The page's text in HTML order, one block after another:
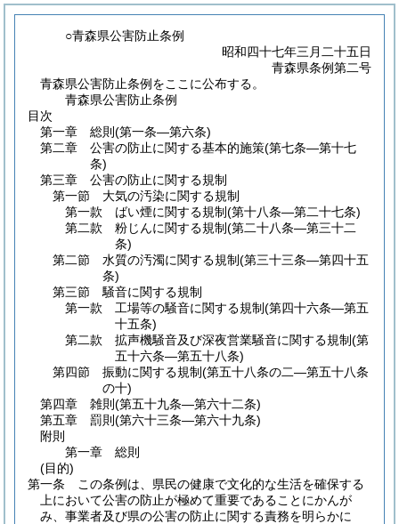
○青森県公害防止条例
昭和四十七年三月二十五日
青森県条例第二号
青森県公害防止条例をここに公布する。
青森県公害防止条例
目次
第一章
総則 (第一条―第六条)
第二章
公害の防止に関する基本的施策(第七条―第十七
条)
第三章
公害の防止に関する規制
第一節
大気の汚染に関する規制
第一款
ばい煙に関する規制(第十八条―第二十七条)
第二款
粉じんに関する規制(第二十八条―第三十二
条)
第二節
水質の汚濁に関する規制(第三十三条―第四十五
条)
第三節
騒音に関する規制
第一款
工場等の騒音に関する規制(第四十六条―第五
十五条)
第二款
拡声機騒音及び深夜営業騒音に関する規制(第
五十六条―第五十八条)
第四節
振動に関する規制(第五十八条の二―第五十八条
の十)
第四章
雑則 (第五十九条―第六十二条)
第五章
罰則 (第六十三条―第六十九条)
附則
第一章
総則
(目的)
第一条
この条例は、県民の健康で文化的な生活を確保する
上において公害の防止が極めて重要であることにかんが
み、事業者及び県の公害の防止に関する責務を明らかに